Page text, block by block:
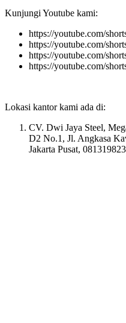
Kunjungi Youtube kami:
https://youtube.com/
https://youtube.com/
https://youtube.com/
https://youtube.com/
Lokasi kantor kami ada di:
CV. Dwi Jaya Steel,
D2 No.1, Jl. Angkasa
Jakarta Pusat,